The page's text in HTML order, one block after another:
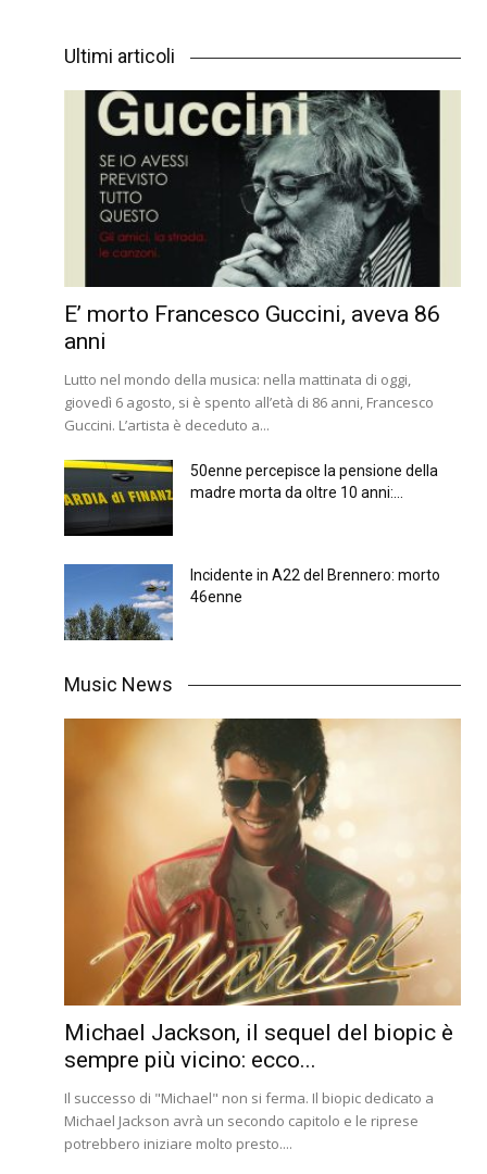
Ultimi articoli
E’ morto Francesco Guccini, aveva 86
anni
Lutto nel mondo della musica: nella mattinata di oggi,
giovedì 6 agosto, si è spento all’età di 86 anni, Francesco
Guccini. L’artista è deceduto a...
50enne percepisce la pensione della
madre morta da oltre 10 anni:...
Incidente in A22 del Brennero: morto
46enne
Music News
Michael Jackson, il sequel del biopic è
sempre più vicino: ecco...
Il successo di "Michael" non si ferma. Il biopic dedicato a
Michael Jackson avrà un secondo capitolo e le riprese
potrebbero iniziare molto presto....